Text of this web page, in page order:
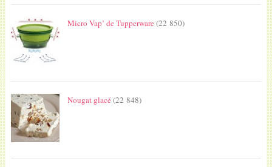
Micro Vap’ de Tupperware(22 850)
Nougat glacé(22 848)